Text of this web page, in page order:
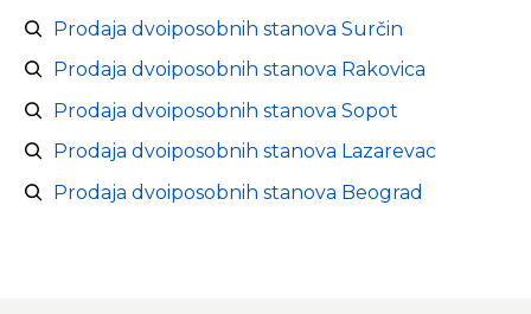
Prodaja dvoiposobnih stanova Surčin
Prodaja dvoiposobnih stanova Rakovica
Prodaja dvoiposobnih stanova Sopot
Prodaja dvoiposobnih stanova Lazarevac
Prodaja dvoiposobnih stanova Beograd